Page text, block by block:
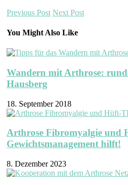
Previous Post Next Post
You Might Also Like
Wandern mit Arthrose:
Hausberg
18. September 2018
Arthrose Fibromyalgie und
Gewichtsmanagement hilft!
8. Dezember 2023